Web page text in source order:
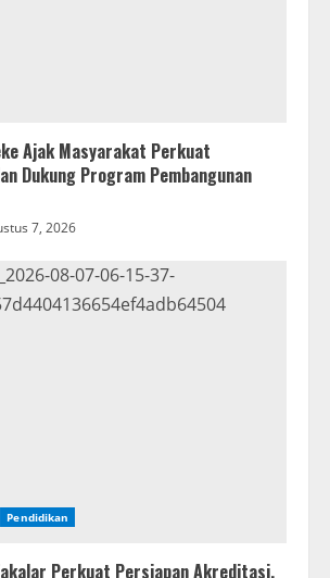
Ajak Masyarakat Perkuat
Dukung Program Pembangunan
7, 2026
Pendidikan
Perkuat Persiapan Akreditasi,